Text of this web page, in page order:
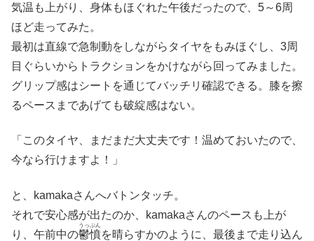
気温も上がり、身体もほぐれた午後だったので、5～6周
ほど走ってみた。
最初は直線で急制動をしながらタイヤをもみほぐし、3周
目ぐらいからトラクションをかけながら回ってみました。
グリップ感はシートを通じてバッチリ確認できる。膝を擦
るペースまであげても破綻感はない。
「このタイヤ、まだまだ大丈夫です！温めておいたので、
今なら行けますよ！」
と、kamakaさんへバトンタッチ。
それで安心感が出たのか、kamakaさんのペースも上が
り、午前中の鬱憤
うっぷん
を晴らすかのように、最後まで走り込ん